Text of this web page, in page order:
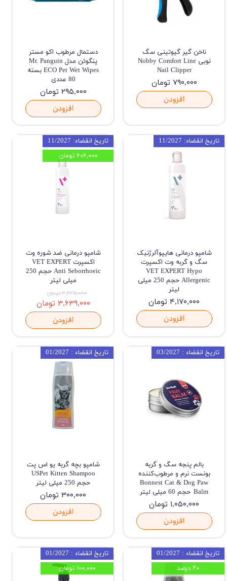
ناخن گیر گیوتینی سگ
نوبی Nobby Comfort Line
Nail Clipper
۷۹۰,۰۰۰ تومان
افزودن
دستمال مرطوب اکو مستر
پنگوئن مدل Mr. Panguin
ECO Pet Wet Wipes بسته
80 عددی
۲۹۵,۰۰۰ تومان
افزودن
شامپو درمانی هایپوآلرژنیک
سگ و گربه وت اکسپرت
VET EXPERT Hypo
Allergenic حجم 250 میلی
لیتر
۴,۱۷۰,۰۰۰ تومان
افزودن
تاریخ انقضاء: 11/2027
شامپو درمانی ضد شوره وت
اکسپرت VET EXPERT
Anti Seborrhoeic حجم 250
میلی لیتر
۴,۲۴۵,۰۰۰ تومان
۳,۶۳۹,۰۰۰ تومان
افزودن
تاریخ انقضاء: 11/2027
۶۰۶,۰۰۰ تومان
بالم پنجه سگ و گربه
بونست نرم و مرطوب‌کننده
Bonnest Cat & Dog Paw
Balm حجم 60 میلی لیتر
۱,۰۵۰,۰۰۰ تومان
افزودن
تاریخ انقضاء : 03/2027
شامپو بچه گربه یو اس پت
USPet Kitten Shampoo
حجم 250 میلی لیتر
۳۰۰,۰۰۰ تومان
افزودن
تاریخ انقضاء : 01/2027
تاریخ انقضاء : 01/2027
۲۰ درصد
تاریخ انقضاء : 01/2027
۱۰۰,۰۰۰ تومان